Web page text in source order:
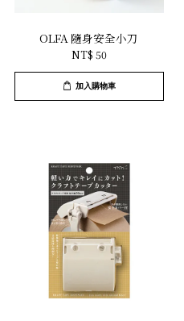
OLFA 隨身安全小刀
NT$ 50
加入購物車